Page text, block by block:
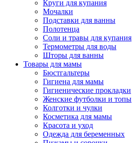
Круги для купания
Мочалки
Подставки для ванны
Полотенца
Соли и травы для купания
Термометры для воды
Шторы для ванны
Товары для мамы
Бюстгальтеры
Гигиена для мамы
Гигиенические прокладки
Женские футболки и топы
Колготки и чулки
Косметика для мамы
Красота и уход
Одежда для беременных